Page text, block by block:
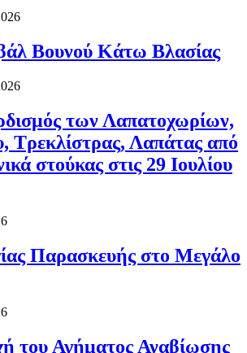
Βουνού Κάτω Βλασίας
των Λαπατοχωρίων,
Τρεκλίστρας, Λαπάτας από
στούκας στις 29 Ιουλίου
Παρασκευής στο Μεγάλο
του Αγήματος Αναβίωσης